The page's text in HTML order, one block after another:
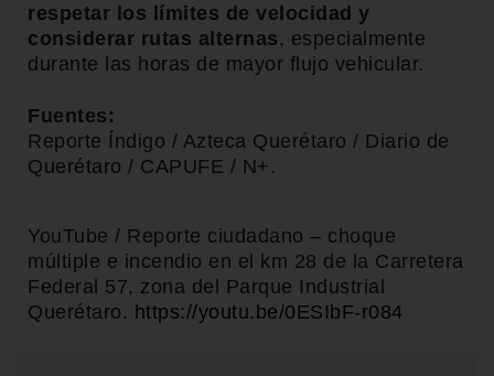
respetar los límites de velocidad y
considerar rutas alternas , especialmente
durante las horas de mayor flujo vehicular.
Fuentes:
Reporte Índigo / Azteca Querétaro / Diario de
Querétaro / CAPUFE / N+.
YouTube / Reporte ciudadano – choque
múltiple e incendio en el km 28 de la Carretera
Federal 57, zona del Parque Industrial
Querétaro. https://youtu.be/0ESIbF-r084